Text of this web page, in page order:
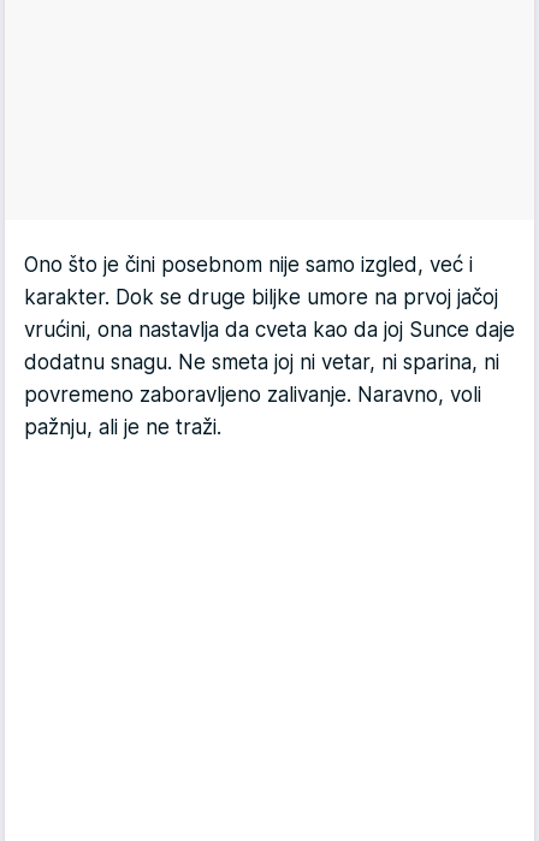
Ono što je čini posebnom nije samo izgled, već i
karakter. Dok se druge biljke umore na prvoj jačoj
vrućini, ona nastavlja da cveta kao da joj Sunce daje
dodatnu snagu. Ne smeta joj ni vetar, ni sparina, ni
povremeno zaboravljeno zalivanje. Naravno, voli
pažnju, ali je ne traži.